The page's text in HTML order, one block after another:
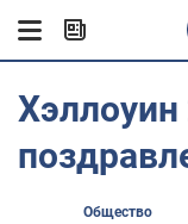
Общество